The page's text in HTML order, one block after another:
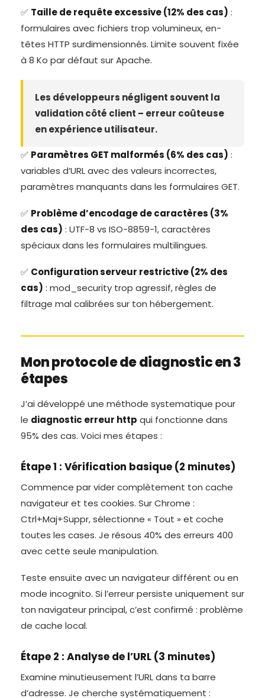
✅ Taille de requête excessive (12% des cas) :
formulaires avec fichiers trop volumineux, en-
têtes HTTP surdimensionnés. Limite souvent fixée
à 8 Ko par défaut sur Apache.
Les développeurs négligent souvent la
validation côté client – erreur coûteuse
en expérience utilisateur.
✅ Paramètres GET malformés (6% des cas) :
variables d’URL avec des valeurs incorrectes,
paramètres manquants dans les formulaires GET.
✅ Problème d’encodage de caractères (3%
des cas) : UTF-8 vs ISO-8859-1, caractères
spéciaux dans les formulaires multilingues.
✅ Configuration serveur restrictive (2% des
cas) : mod_security trop agressif, règles de
filtrage mal calibrées sur ton hébergement.
Mon protocole de diagnostic en 3
étapes
J’ai développé une méthode systematique pour
le diagnostic erreur http qui fonctionne dans
95% des cas. Voici mes étapes :
Étape 1 : Vérification basique (2 minutes)
Commence par vider complètement ton cache
navigateur et tes cookies. Sur Chrome :
Ctrl+Maj+Suppr, sélectionne « Tout » et coche
toutes les cases. Je résous 40% des erreurs 400
avec cette seule manipulation.
Teste ensuite avec un navigateur différent ou en
mode incognito. Si l’erreur persiste uniquement sur
ton navigateur principal, c’est confirmé : problème
de cache local.
Étape 2 : Analyse de l’URL (3 minutes)
Examine minutieusement l’URL dans ta barre
d’adresse. Je cherche systématiquement :